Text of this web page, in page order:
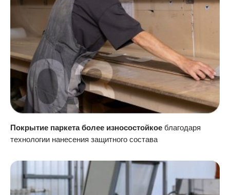
Покрытие паркета более износостойкое благодаря
технологии нанесения защитного состава